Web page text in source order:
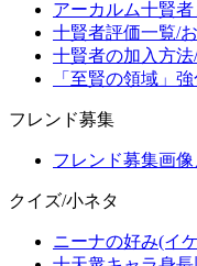
アーカルム十賢
十賢者評価一覧/
十賢者の加入方
「至賢の領域」
フレンド募集
フレンド募集画
クイズ/小ネタ
ニーナの好み(イ